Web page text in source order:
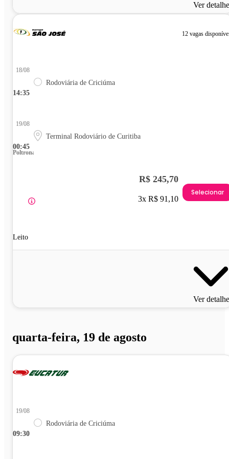
Ver
12 vagas
14:35
18/08
Rodoviária de Criciúma
00:45
19/08
Terminal Rodoviário de Curitiba
Poltrona
Leito
R$ 245,70
3x R$ 91,10
Selecionar
Ver
quarta-feira, 19 de agosto
09:30
19/08
Rodoviária de Criciúma